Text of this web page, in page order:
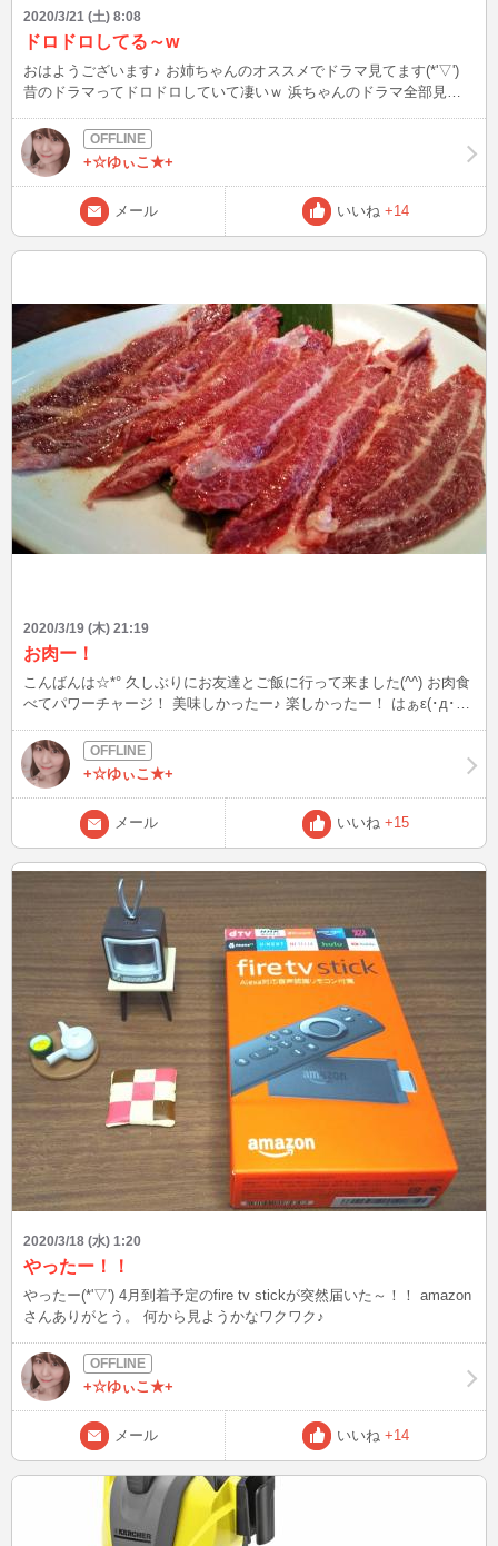
2020/3/21 (土) 8:08
ドロドロしてる～w
おはようございます♪ お姉ちゃんのオススメでドラマ見てます(*'▽')
昔のドラマってドロドロしていて凄いｗ 浜ちゃんのドラマ全部見た
穂のうただったのかぁ～
+☆ゆぃこ★+
メール いいね +14
2020/3/19 (木) 21:19
お肉ー！
こんばんは☆*° 久しぶりにお友達とご飯に行って来ました(^^) お肉食
べてパワーチャージ！ 美味しかったー♪ 楽しかったー！ はぁε(･д･｀
+☆ゆぃこ★+
メール いいね +15
2020/3/18 (水) 1:20
やったー！！
やったー(*'▽') 4月到着予定のfire tv stickが突然届いた～！！ amazon
さんありがとう。 何から見ようかなワクワク♪
+☆ゆぃこ★+
メール いいね +14